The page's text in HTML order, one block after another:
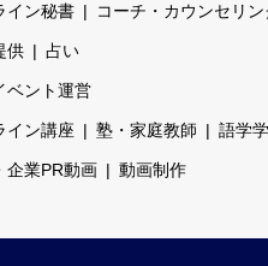
イン秘書 コーチ・カウンセリン
供 占い
ベント運営
イン講座 塾・家庭教師 語学
企業PR動画 動画制作